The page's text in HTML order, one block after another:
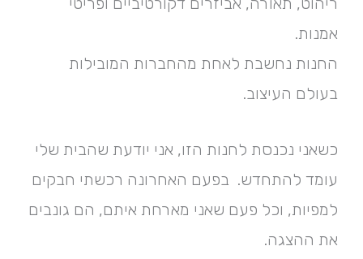
אמנות.
החנות נחשבת לאחת מהחברות המובילות
בעולם העיצוב.
כשאני נכנסת לחנות הזו, אני יודעת שהבית שלי
עומד להתחדש. בפעם האחרונה רכשתי חבקים
למפיות, וכל פעם שאני מארחת איתם, הם גונבים
את ההצגה.